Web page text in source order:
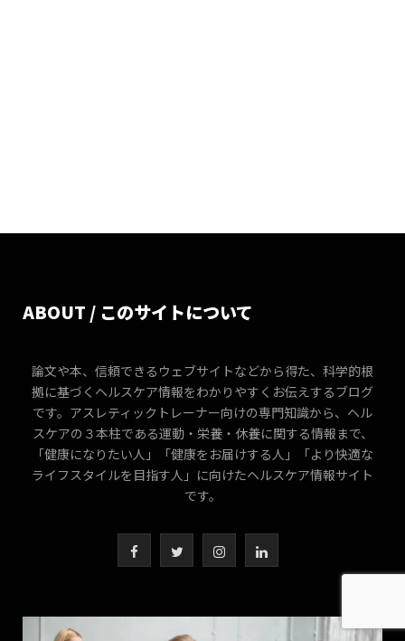
ABOUT / このサイトについて
論文や本、信頼できるウェブサイトなどから得た、科学的根
拠に基づくヘルスケア情報をわかりやすくお伝えするブログ
です。アスレティックトレーナー向けの専門知識から、ヘル
スケアの３本柱である運動・栄養・休養に関する情報まで、
「健康になりたい人」「健康をお届けする人」「より快適な
ライフスタイルを目指す人」に向けたヘルスケア情報サイト
です。
c
T
i
I
s
L
n